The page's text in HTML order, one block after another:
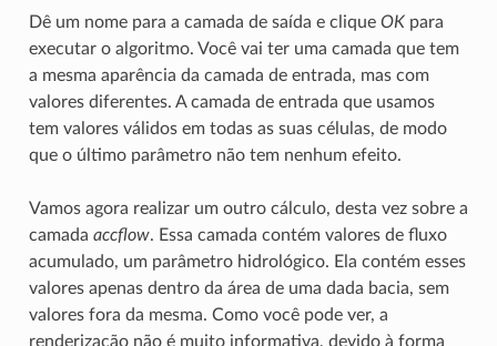
Dê um nome para a camada de saída e clique OKpara
executar o algoritmo. Você vai ter uma camada que tem
a mesma aparência da camada de entrada, mas com
valores diferentes. A camada de entrada que usamos
tem valores válidos em todas as suas células, de modo
que o último parâmetro não tem nenhum efeito.
Vamos agora realizar um outro cálculo, desta vez sobre a
camada accflow. Essa camada contém valores de fluxo
acumulado, um parâmetro hidrológico. Ela contém esses
valores apenas dentro da área de uma dada bacia, sem
valores fora da mesma. Como você pode ver, a
renderização não é muito informativa, devido à forma